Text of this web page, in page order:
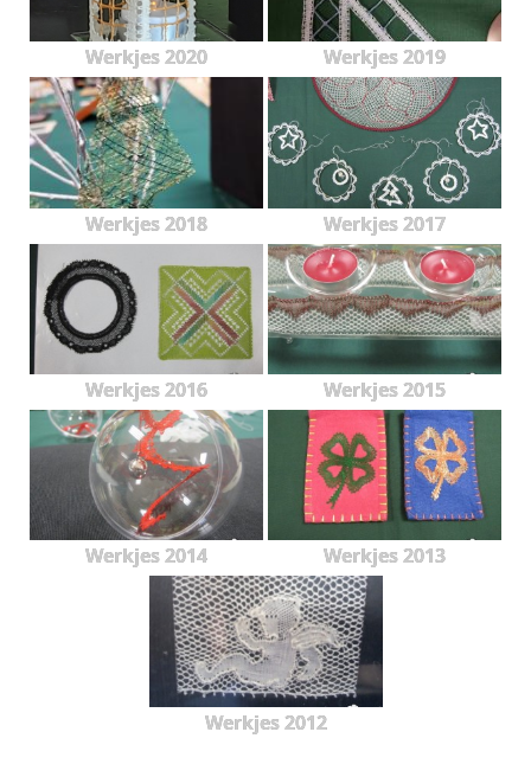
Werkjes 2020 Werkjes 2019
Werkjes 2018 Werkjes 2017
Werkjes 2016 Werkjes 2015
Werkjes 2014 Werkjes 2013
Werkjes 2012